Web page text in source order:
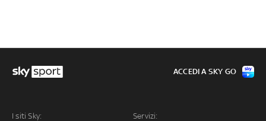
I siti Sky: Servizi:
ACCEDI A SKY GO